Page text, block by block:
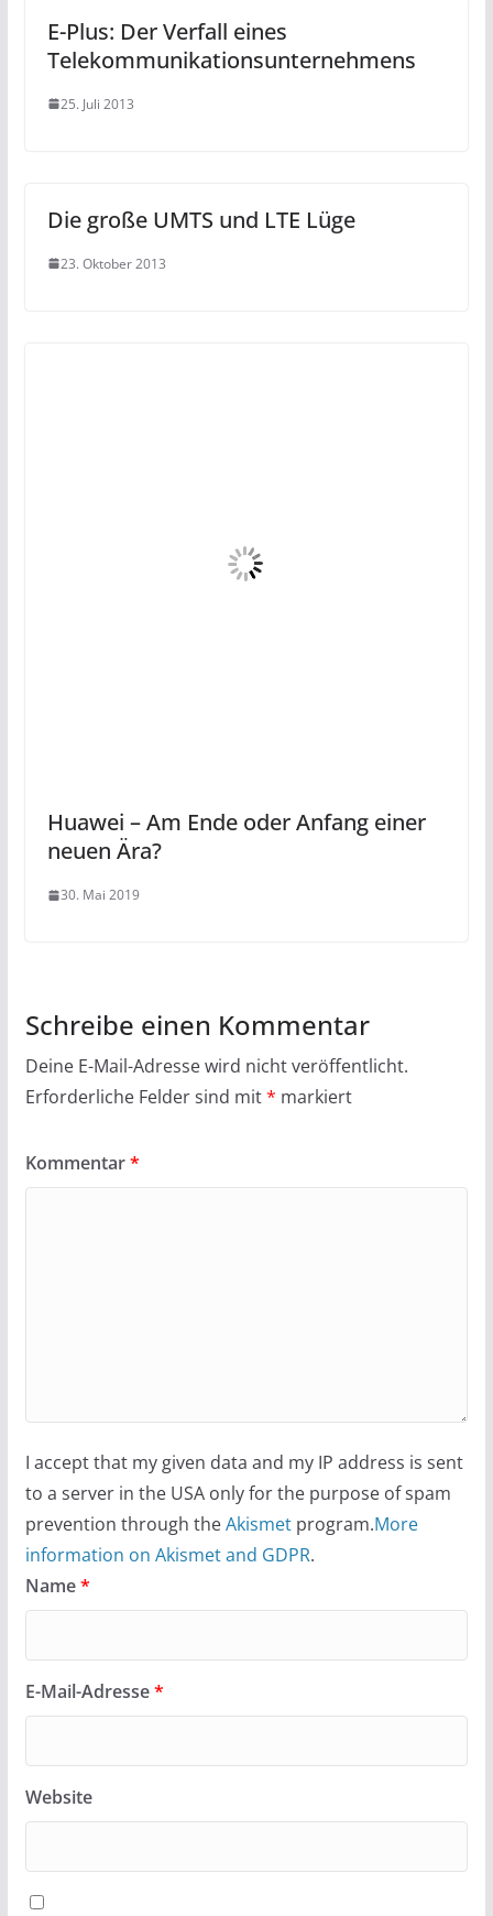
E-Plus: Der Verfall eines
Telekommunikationsunternehmens
25. Juli 2013
Die große UMTS und LTE Lüge
23. Oktober 2013
Huawei – Am Ende oder Anfang einer
neuen Ära?
30. Mai 2019
Schreibe einen Kommentar
Deine E-Mail-Adresse wird nicht veröffentlicht.
Erforderliche Felder sind mit* markiert
Kommentar*
I accept that my given data and my IP address is sent
to a server in the USA only for the purpose of spam
prevention through theAkismetprogram.More
information on Akismet and GDPR.
Name*
E-Mail-Adresse*
Website